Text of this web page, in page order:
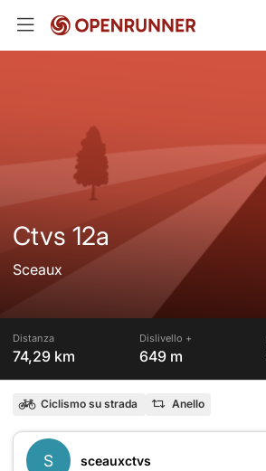
Ctvs 12a
Sceaux
Distanza
74,29 km
Dislivello +
649 m
Ciclismo su strada Anello
S sceauxctvs